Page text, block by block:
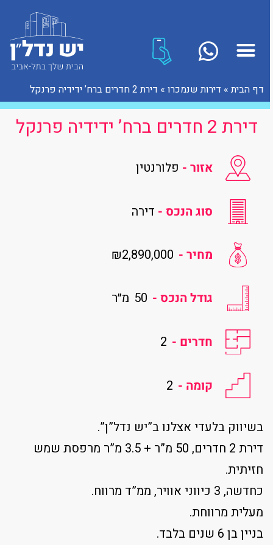
דף הבית» דירות שנמכרו» דירת 2 חדרים ברח’ ידידיה פרנקל
דירת 2 חדרים ברח’ ידידיה פרנקל
אזור - פלורנטין
סוג הנכס - דירה
מחיר - ₪2,890,000
גודל הנכס - 50 מ״ר
חדרים - 2
קומה - 2
בשיווק בלעדי אצלנו ב”יש נדל”ן”.
דירת 2 חדרים, 50 מ”ר + 3.5 מ”ר מרפסת שמש
חזיתית.
כחדשה, 3 כיווני אוויר, ממ”ד מרווח.
מעלית מרווחת.
בניין בן 6 שנים בלבד.